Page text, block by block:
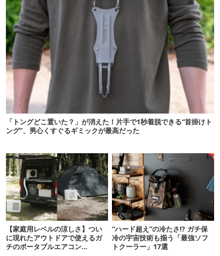
「トングどこ置いた？」が消えた！片手で1秒着脱できる“首掛けト
ング”、男心くすぐるギミックが最高だった
【家庭用レベルの涼しさ】つい
に現れたアウトドアで使えるガ
チのポータブルエアコン
“ハード超え”の冷たさ!? ガチ保
冷の宇宙技術も揃う「最強ソフ
トクーラー」17選